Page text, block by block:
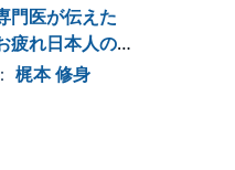
門医が伝えた
れ日本人の本
み方
梶本 修身